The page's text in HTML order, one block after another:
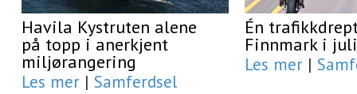
Havila Kystruten alene
på topp i anerkjent
miljørangering
Les mer | Samferdsel
Én
Finnmark i juli
Les mer |